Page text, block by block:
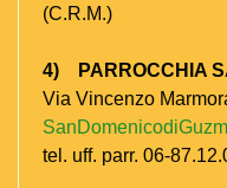
(C.R.M.)
4) PARROCCHIA
Via Vincenzo
tel. uff. parr. 06-